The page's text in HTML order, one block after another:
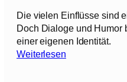
Die vielen Einflüsse sind
Doch Dialoge und Humor
einer eigenen Identität.
Weiterlesen: